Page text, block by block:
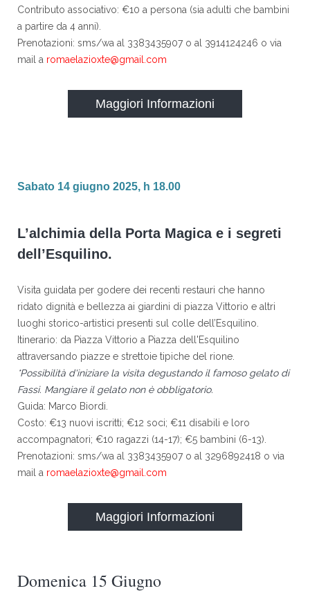
Contributo associativo: €10 a persona (sia adulti che bambini
a partire da 4 anni).
Prenotazioni: sms/wa al 3383435907 o al 3914124246 o via
mail a romaelazioxte@gmail.com
Maggiori Informazioni
Sabato 14 giugno 2025, h 18.00
L’alchimia della Porta Magica e i segreti
dell’Esquilino.
Visita guidata per godere dei recenti restauri che hanno
ridato dignità e bellezza ai giardini di piazza Vittorio e altri
luoghi storico-artistici presenti sul colle dell’Esquilino.
Itinerario: da Piazza Vittorio a Piazza dell'Esquilino
attraversando piazze e strettoie tipiche del rione.
*Possibilità d'iniziare la visita degustando il famoso gelato di
Fassi. Mangiare il gelato non è obbligatorio.
Guida: Marco Biordi.
Costo: €13 nuovi iscritti; €12 soci; €11 disabili e loro
accompagnatori; €10 ragazzi (14-17); €5 bambini (6-13).
Prenotazioni: sms/wa al 3383435907 o al 3296892418 o via
mail a romaelazioxte@gmail.com
Maggiori Informazioni
Domenica 15 Giugno